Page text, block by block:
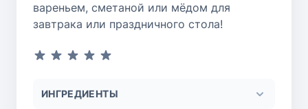
вареньем, сметаной или мёдом для
завтрака или праздничного стола!
ИНГРЕДИЕНТЫ